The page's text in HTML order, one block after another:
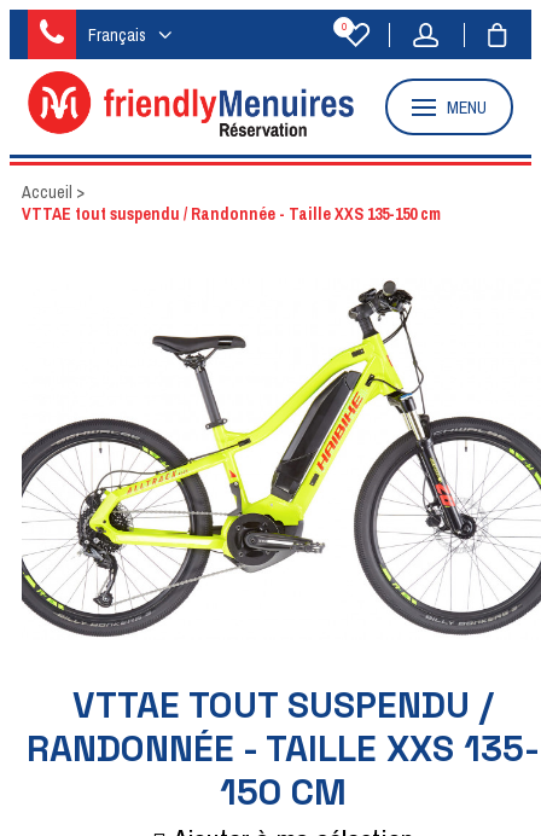
Français 0
MENU
Accueil >
VTTAE tout suspendu / Randonnée - Taille XXS 135-150 cm
VTTAE TOUT SUSPENDU /
RANDONNÉE - TAILLE XXS 135-
150 CM